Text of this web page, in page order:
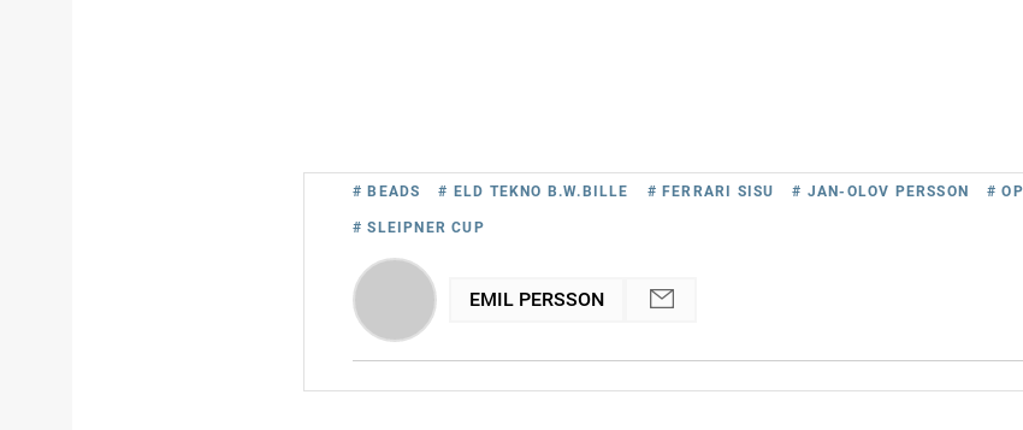
# BEADS # ELD TEKNO B.W.BILLE # FERRARI SISU # JAN-OLOV PERSSON #
# SLEIPNER CUP
EMIL PERSSON